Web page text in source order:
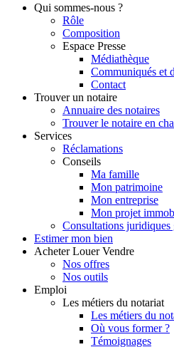
Qui sommes-nous ?
Rôle
Composition
Espace Presse
Médiathèque
Communiqués et
Contact
Trouver un notaire
Annuaire des notaires
Trouver le notaire en
Services
Réclamations
Conseils
Ma famille
Mon patrimoine
Mon entreprise
Mon projet
Consultations juridiques
Estimer mon bien
Acheter Louer Vendre
Nos offres
Nos outils
Emploi
Les métiers du notariat
Les métiers du
Où vous former ?
Témoignages